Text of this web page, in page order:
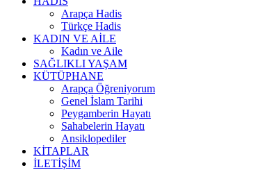
Arapça Hadis
Türkçe Hadis
KADIN VE AİLE
Kadın ve Aile
SAĞLIKLI YAŞAM
KÜTÜPHANE
Arapça Öğreniyorum
Genel İslam Tarihi
Peygamberin Hayatı
Sahabelerin Hayatı
Ansiklopediler
KİTAPLAR
İLETİŞİM